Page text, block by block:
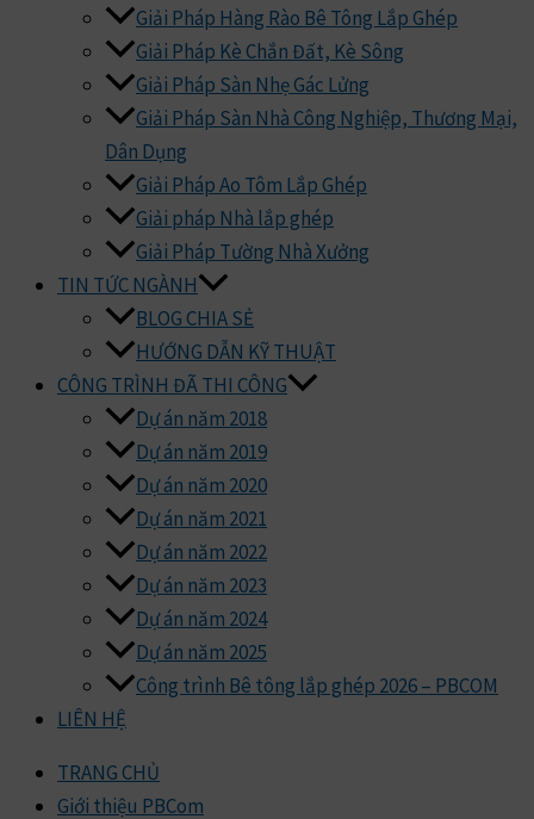
Giải Pháp Hàng Rào Bê Tông Lắp Ghép
Giải Pháp Kè Chắn Đất, Kè Sông
Giải Pháp Sàn Nhẹ Gác Lửng
Giải Pháp Sàn Nhà Công Nghiệp, Thương Mại,
Dân Dụng
Giải Pháp Ao Tôm Lắp Ghép
Giải pháp Nhà lắp ghép
Giải Pháp Tường Nhà Xưởng
TIN TỨC NGÀNH
BLOG CHIA SẺ
HƯỚNG DẪN KỸ THUẬT
CÔNG TRÌNH ĐÃ THI CÔNG
Dự án năm 2018
Dự án năm 2019
Dự án năm 2020
Dự án năm 2021
Dự án năm 2022
Dự án năm 2023
Dự án năm 2024
Dự án năm 2025
Công trình Bê tông lắp ghép 2026 – PBCOM
LIÊN HỆ
TRANG CHỦ
Giới thiệu PBCom